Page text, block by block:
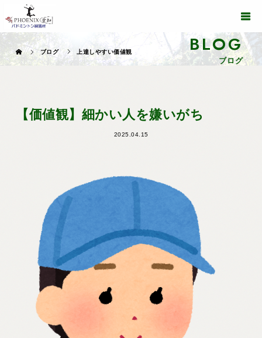
BLOG
ブログ
ブログ 上達しやすい価値観
【価値観】細かい人を嫌いがち
2025.04.15